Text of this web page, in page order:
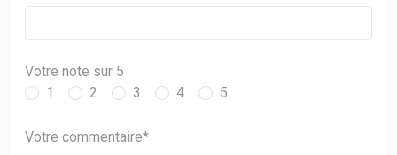
Votre note sur 5
1
2 3 4 5
Votre commentaire*